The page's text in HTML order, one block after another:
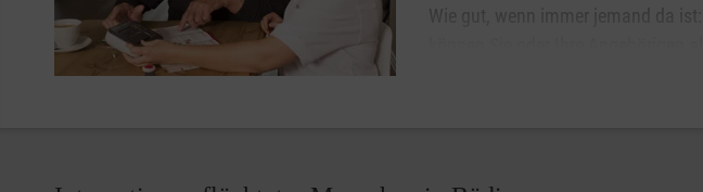
Wie gut, wenn immer jemand da
unbeschwert zu Hause in
Lassen Sie sich unter 0800 9966001 gebührenfrei beraten und erhalten weitere